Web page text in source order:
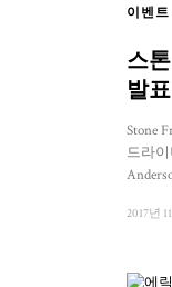
이벤
스
발표
Stone
드라
2017년